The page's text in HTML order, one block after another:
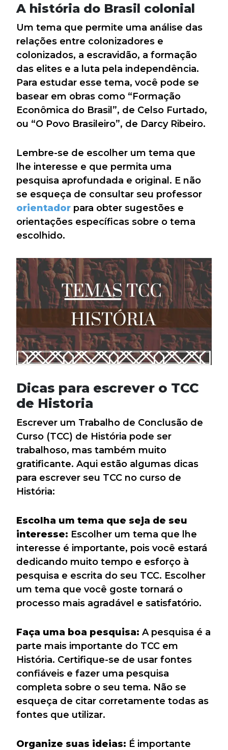
A história do Brasil colonial
Um tema que permite uma análise das
relações entre colonizadores e
colonizados, a escravidão, a formação
das elites e a luta pela independência.
Para estudar esse tema, você pode se
basear em obras como “Formação
Econômica do Brasil”, de Celso Furtado,
ou “O Povo Brasileiro”, de Darcy Ribeiro.
Lembre-se de escolher um tema que
lhe interesse e que permita uma
pesquisa aprofundada e original. E não
se esqueça de consultar seu professor
orientador para obter sugestões e
orientações específicas sobre o tema
escolhido.
Dicas para escrever o TCC
de Historia
Escrever um Trabalho de Conclusão de
Curso (TCC) de História pode ser
trabalhoso, mas também muito
gratificante. Aqui estão algumas dicas
para escrever seu TCC no curso de
História:
Escolha um tema que seja de seu
interesse: Escolher um tema que lhe
interesse é importante, pois você estará
dedicando muito tempo e esforço à
pesquisa e escrita do seu TCC. Escolher
um tema que você goste tornará o
processo mais agradável e satisfatório.
Faça uma boa pesquisa: A pesquisa é a
parte mais importante do TCC em
História. Certifique-se de usar fontes
confiáveis e fazer uma pesquisa
completa sobre o seu tema. Não se
esqueça de citar corretamente todas as
fontes que utilizar.
Organize suas ideias: É importante